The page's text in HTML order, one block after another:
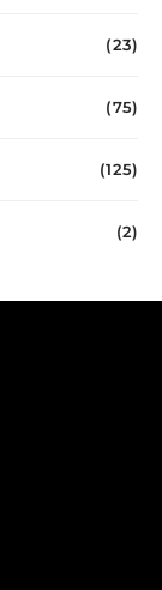
(23)
(75)
(125)
(2)